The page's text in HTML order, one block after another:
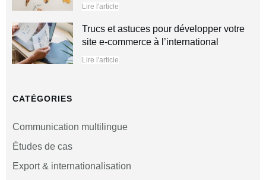
Lire l'article
Trucs et astuces pour développer votre
site e-commerce à l’international
Lire l'article
CATÉGORIES
Communication multilingue
Études de cas
Export & internationalisation